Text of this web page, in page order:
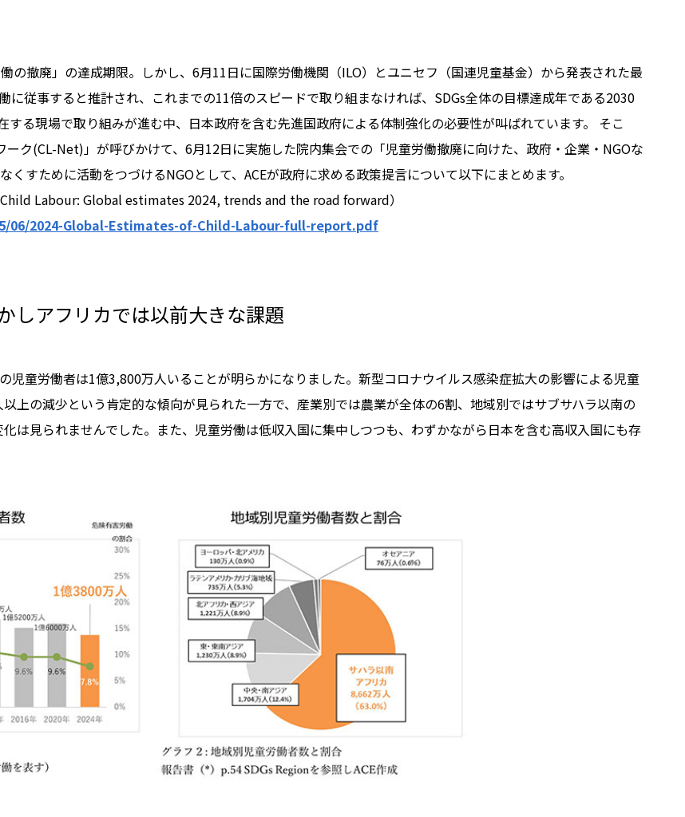
の撤廃」の達成期限。しかし、6月11日に国際労働機関（ILO）とユニセフ（国連児童基金）から発表された最
従事すると推計され、これまでの11倍のスピードで取り組まなければ、SDGs全体の目標達成年である2030
る現場で取り組みが進む中、日本政府を含む先進国政府による体制強化の必要性が叫ばれています。 そこ
ク(CL-Net)」が呼びかけて、6月12日に実施した院内集会での「児童労働撤廃に向けた、政府・企業・NGOな
すために活動をつづけるNGOとして、ACEが政府に求める政策提言について以下にまとめます。
Labour: Global estimates 2024, trends and the road forward）
2024-Global-Estimates-of-Child-Labour-full-report.pdf
しアフリカでは以前大きな課題
童労働者は1億3,800万人いることが明らかになりました。新型コロナウイルス感染症拡大の影響による児童
上の減少という肯定的な傾向が見られた一方で、産業別では農業が全体の6割、地域別ではサブサハラ以南の
は見られませんでした。また、児童労働は低収入国に集中しつつも、わずかながら日本を含む高収入国にも存